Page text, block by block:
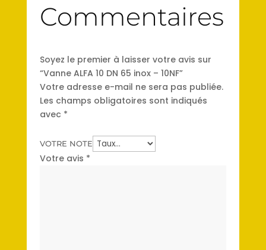
Commentaires
Soyez le premier à laisser votre avis sur
“Vanne ALFA 10 DN 65 inox – 10NF”
Votre adresse e-mail ne sera pas publiée.
Les champs obligatoires sont indiqués
avec *
VOTRE NOTE
Votre avis *